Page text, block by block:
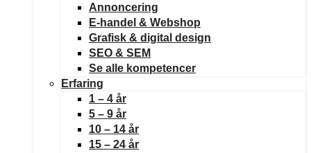
Annoncering
E-handel & Webshop
Grafisk & digital design
SEO & SEM
Se alle kompetencer
Erfaring
1 – 4 år
5 – 9 år
10 – 14 år
15 – 24 år